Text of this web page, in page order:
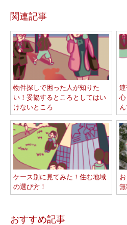
関連記事
物件探しで困った人が知りた
い！妥協するところとしてはい
けないところ
ケース別に見てみた！住む地域
の選び方！
おすすめ記事